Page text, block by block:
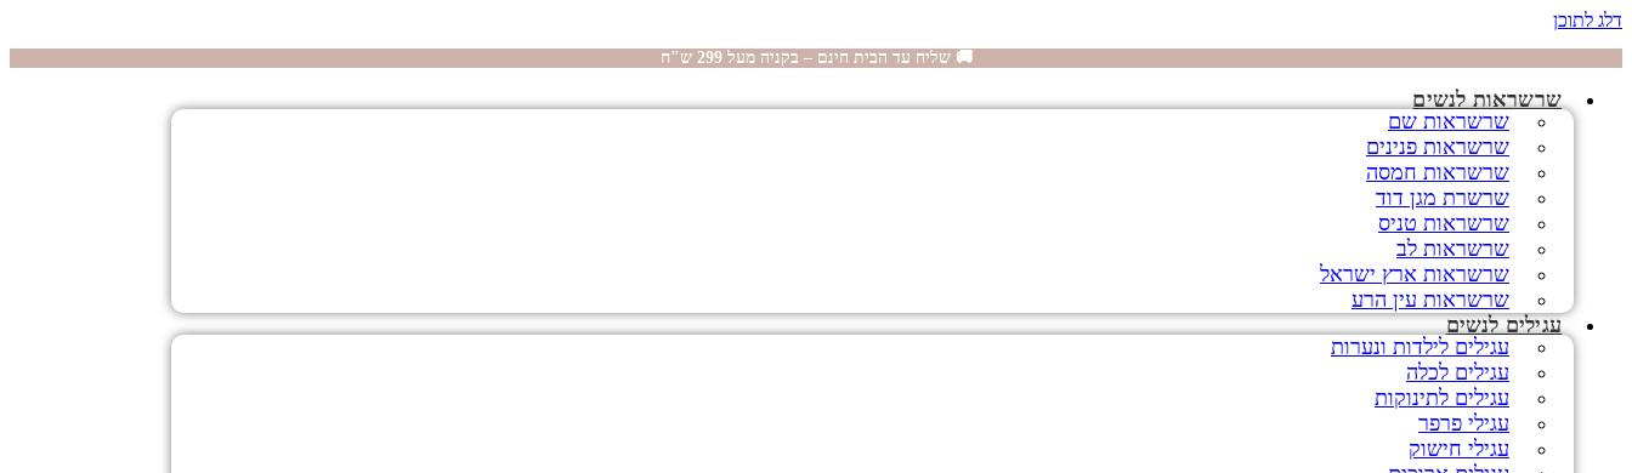
דלג לתוכן
🚚 שליח עד הבית חינם – בקניה מעל 299 ש"ח
שרשראות לנשים
שרשראות שם
שרשראות פנינים
שרשראות חמסה
שרשרת מגן דוד
שרשראות טניס
שרשראות לב
שרשראות ארץ ישראל
שרשראות עין הרע
עגילים לנשים
עגילים לילדות ונערות
עגילים לכלה
עגילים לתינוקות
עגילי פרפר
עגילי חישוק